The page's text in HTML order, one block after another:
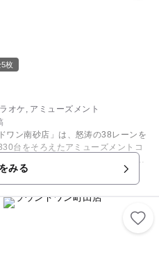
5枚
オケ, アミューズメント
ワン南砂店」は、怒涛の38レーンを
台をそろえたアミューズメントコ
ちろん内容にも抜かりなし！ボウリ
ントが開催されており、スコアを付
者練習会もアリ。ゲーム機は常に
か、カラオケやビリヤードやダーツ
ットです。
みる